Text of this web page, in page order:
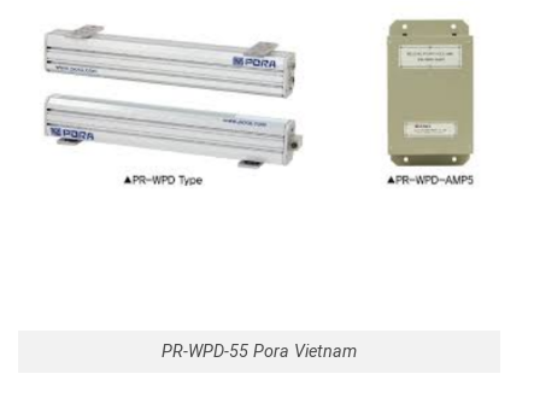
PR-WPD-55 Pora Vietnam